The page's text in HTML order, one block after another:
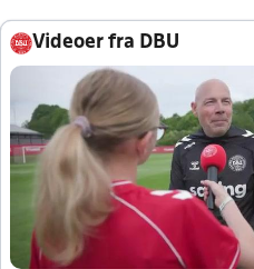
Videoer fra DBU